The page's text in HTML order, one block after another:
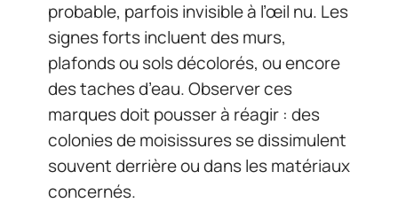
probable, parfois invisible à l’œil nu. Les
signes forts incluent des murs,
plafonds ou sols décolorés, ou encore
des taches d’eau. Observer ces
marques doit pousser à réagir : des
colonies de moisissures se dissimulent
souvent derrière ou dans les matériaux
concernés.